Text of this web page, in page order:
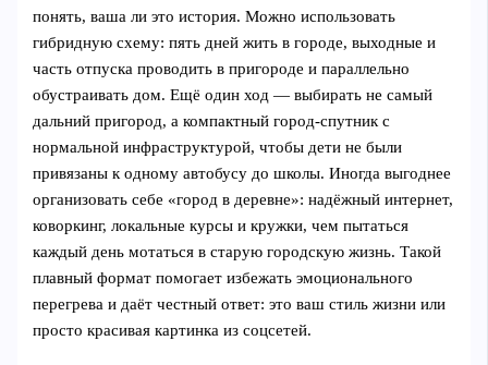
понять, ваша ли это история. Можно использовать
гибридную схему: пять дней жить в городе, выходные и
часть отпуска проводить в пригороде и параллельно
обустраивать дом. Ещё один ход — выбирать не самый
дальний пригород, а компактный город‑спутник с
нормальной инфраструктурой, чтобы дети не были
привязаны к одному автобусу до школы. Иногда выгоднее
организовать себе «город в деревне»: надёжный интернет,
коворкинг, локальные курсы и кружки, чем пытаться
каждый день мотаться в старую городскую жизнь. Такой
плавный формат помогает избежать эмоционального
перегрева и даёт честный ответ: это ваш стиль жизни или
просто красивая картинка из соцсетей.